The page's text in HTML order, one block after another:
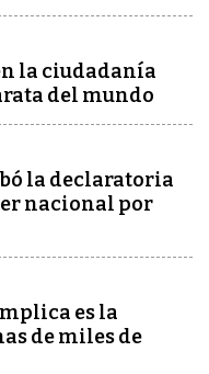
la ciudadanía
del mundo
la declaratoria
nacional por
es la
de miles de